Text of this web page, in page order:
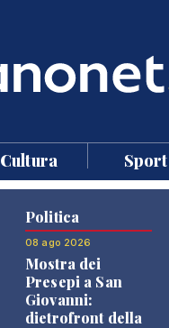
Cultura Sport
Politica
08 ago 2026
Mostra dei
Presepi a San
Giovanni:
dietrofront della